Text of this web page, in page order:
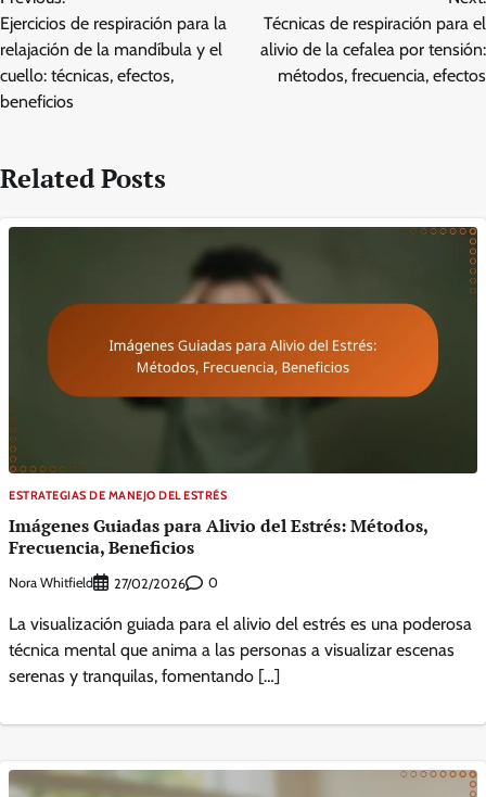
navigation
Ejercicios de respiración para la
relajación de la mandíbula y el
cuello: técnicas, efectos,
beneficios
Técnicas de respiración para el
alivio de la cefalea por tensión:
métodos, frecuencia, efectos
Related Posts
ESTRATEGIAS DE MANEJO DEL ESTRÉS
Imágenes Guiadas para Alivio del Estrés: Métodos,
Frecuencia, Beneficios
Nora Whitfield 27/02/2026 0
La visualización guiada para el alivio del estrés es una poderosa
técnica mental que anima a las personas a visualizar escenas
serenas y tranquilas, fomentando […]